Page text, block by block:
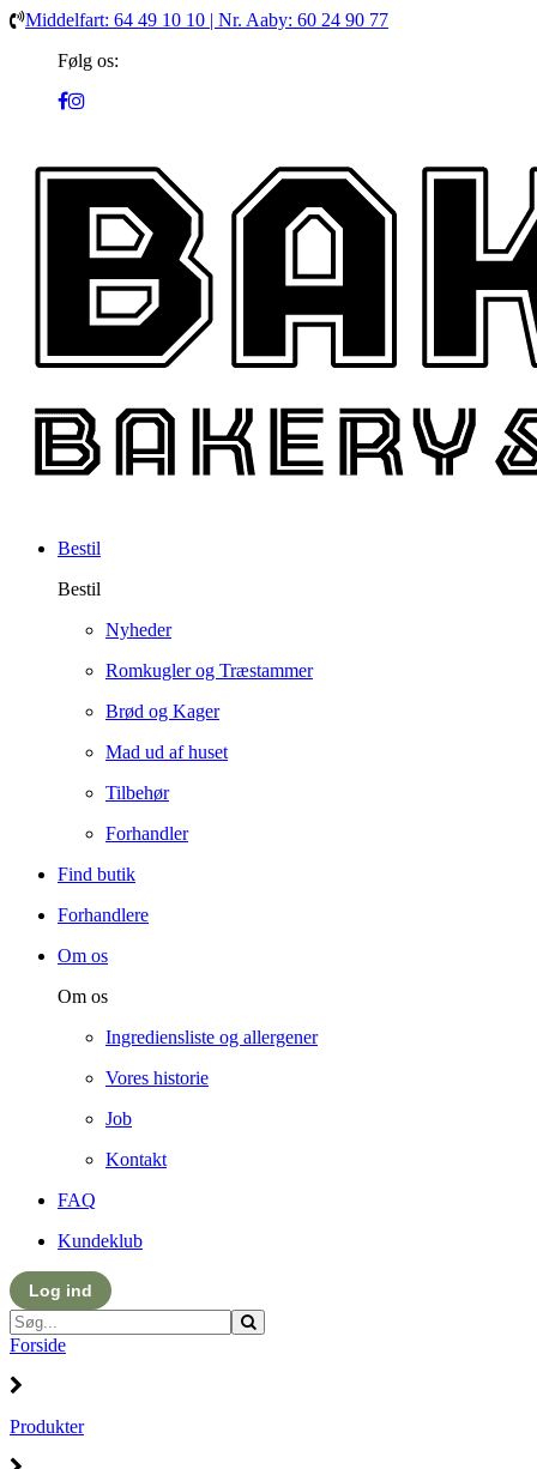
Middelfart: 64 49 10 10 | Nr. Aaby: 60 24 90 77
Følg os:
Bestil
Bestil
Nyheder
Romkugler og Træstammer
Brød og Kager
Mad ud af huset
Tilbehør
Forhandler
Find butik
Forhandlere
Om os
Om os
Ingrediensliste og allergener
Vores historie
Job
Kontakt
FAQ
Kundeklub
Log ind
Forside
Produkter